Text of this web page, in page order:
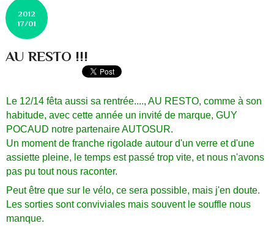
2012
17/01
AU RESTO !!!
Le 12/14 fêta aussi sa rentrée...., AU RESTO, comme à son
habitude, avec cette année un invité de marque, GUY
POCAUD notre partenaire AUTOSUR.
Un moment de franche rigolade autour d'un verre et d'une
assiette pleine, le temps est passé trop vite, et nous n'avons
pas pu tout nous raconter.
Peut être que sur le vélo, ce sera possible, mais j'en doute.
Les sorties sont conviviales mais souvent le souffle nous
manque.